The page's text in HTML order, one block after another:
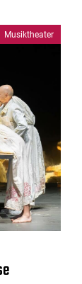
Musiktheater